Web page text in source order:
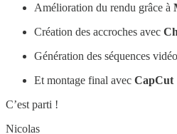
Amélioration du rendu grâce à
Création des accroches avec
Génération des séquences
Et montage final avec CapCut
C’est parti !
Nicolas